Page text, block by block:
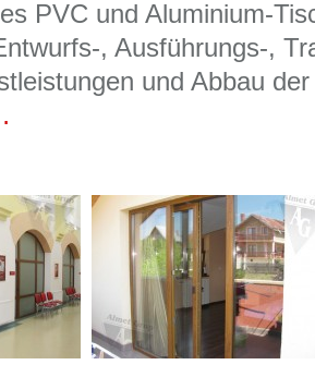
PVC und Aluminium-
, Ausführungs-,
und Abbau
Gleitende Türen